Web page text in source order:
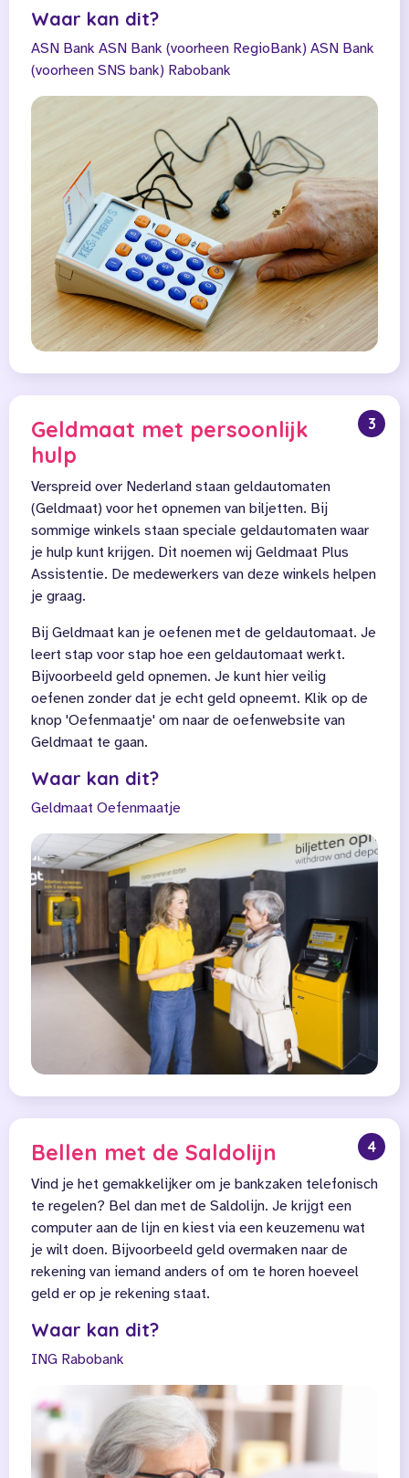
Waar kan dit?
ASN Bank ASN Bank (voorheen RegioBank) ASN Bank
(voorheen SNS bank) Rabobank
3
Geldmaat met persoonlijk
hulp
Verspreid over Nederland staan geldautomaten
(Geldmaat) voor het opnemen van biljetten. Bij
sommige winkels staan speciale geldautomaten waar
je hulp kunt krijgen. Dit noemen wij Geldmaat Plus
Assistentie. De medewerkers van deze winkels helpen
je graag.
Bij Geldmaat kan je oefenen met de geldautomaat. Je
leert stap voor stap hoe een geldautomaat werkt.
Bijvoorbeeld geld opnemen. Je kunt hier veilig
oefenen zonder dat je echt geld opneemt. Klik op de
knop 'Oefenmaatje' om naar de oefenwebsite van
Geldmaat te gaan.
Waar kan dit?
Geldmaat Oefenmaatje
4
Bellen met de Saldolijn
Vind je het gemakkelijker om je bankzaken telefonisch
te regelen? Bel dan met de Saldolijn. Je krijgt een
computer aan de lijn en kiest via een keuzemenu wat
je wilt doen. Bijvoorbeeld geld overmaken naar de
rekening van iemand anders of om te horen hoeveel
geld er op je rekening staat.
Waar kan dit?
ING Rabobank